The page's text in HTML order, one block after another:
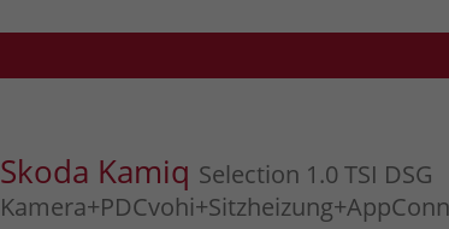
Skoda Kamiq Selection 1.0 TSI DSG